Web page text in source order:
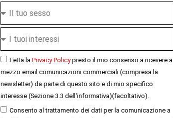
Letta la Privacy Policypresto il mio consenso a ricevere a
mezzo email comunicazioni commerciali (compresa la
newsletter) da parte di questo sito e di mio specifico
interesse (Sezione 3.3 dell'informativa)(facoltativo).
Consento al trattamento dei dati per la comunicazione a